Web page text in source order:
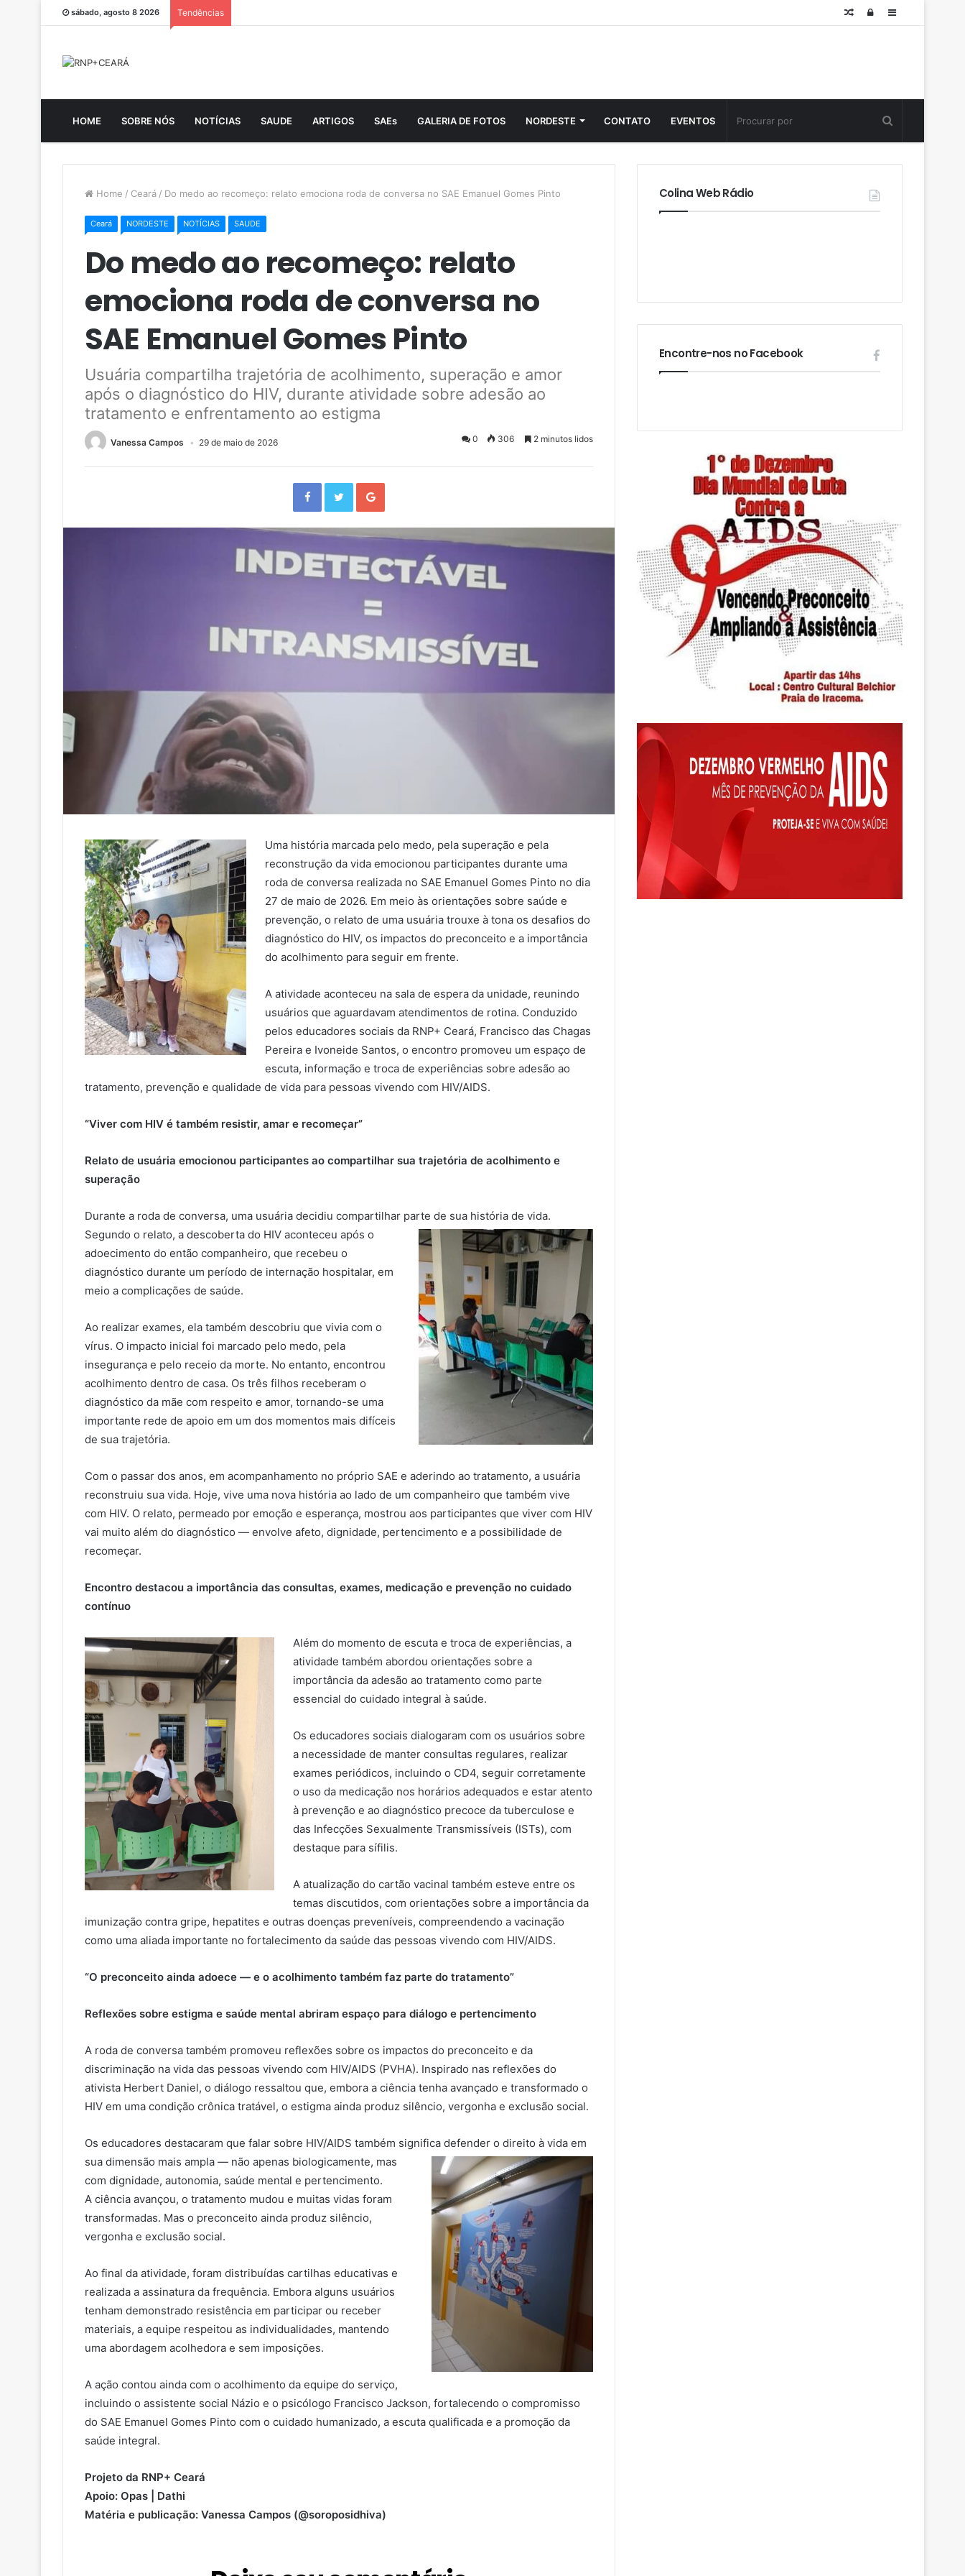
sábado, agosto 8 2026 Tendências Sidebar
Log
Posts
HOME SOBRE NÓS NOTÍCIAS SAUDE ARTIGOS SAEs GALERIA DE FOTOS NORDESTE CONTATO EVENTOS
Home / Ceará / Do medo ao recomeço: relato emociona roda de conversa no SAE Emanuel Gomes Pinto
Ceará NORDESTE NOTÍCIAS SAUDE
Do medo ao recomeço: relato
emociona roda de conversa no
SAE Emanuel Gomes Pinto
Usuária compartilha trajetória de acolhimento, superação e amor
após o diagnóstico do HIV, durante atividade sobre adesão ao
tratamento e enfrentamento ao estigma
Vanessa Campos 29 de maio de 2026 0 306 2 minutos lidos
F
b
o
k
T
t
r +
Uma história marcada pelo medo, pela superação e pela
reconstrução da vida emocionou participantes durante uma
roda de conversa realizada no SAE Emanuel Gomes Pinto no dia
27 de maio de 2026. Em meio às orientações sobre saúde e
prevenção, o relato de uma usuária trouxe à tona os desafios do
diagnóstico do HIV, os impactos do preconceito e a importância
do acolhimento para seguir em frente.
A atividade aconteceu na sala de espera da unidade, reunindo
usuários que aguardavam atendimentos de rotina. Conduzido
pelos educadores sociais da RNP+ Ceará, Francisco das Chagas
Pereira e Ivoneide Santos, o encontro promoveu um espaço de
escuta, informação e troca de experiências sobre adesão ao
tratamento, prevenção e qualidade de vida para pessoas vivendo com HIV/AIDS.
“Viver com HIV é também resistir, amar e recomeçar”
Relato de usuária emocionou participantes ao compartilhar sua trajetória de acolhimento e
superação
Durante a roda de conversa, uma usuária decidiu compartilhar parte de sua história de vida.
Segundo o relato, a descoberta do HIV aconteceu após o
adoecimento do então companheiro, que recebeu o
diagnóstico durante um período de internação hospitalar, em
meio a complicações de saúde.
Ao realizar exames, ela também descobriu que vivia com o
vírus. O impacto inicial foi marcado pelo medo, pela
insegurança e pelo receio da morte. No entanto, encontrou
acolhimento dentro de casa. Os três filhos receberam o
diagnóstico da mãe com respeito e amor, tornando-se uma
importante rede de apoio em um dos momentos mais difíceis
de sua trajetória.
Com o passar dos anos, em acompanhamento no próprio SAE e aderindo ao tratamento, a usuária
reconstruiu sua vida. Hoje, vive uma nova história ao lado de um companheiro que também vive
com HIV. O relato, permeado por emoção e esperança, mostrou aos participantes que viver com HIV
vai muito além do diagnóstico — envolve afeto, dignidade, pertencimento e a possibilidade de
recomeçar.
Encontro destacou a importância das consultas, exames, medicação e prevenção no cuidado
contínuo
Além do momento de escuta e troca de experiências, a
atividade também abordou orientações sobre a
importância da adesão ao tratamento como parte
essencial do cuidado integral à saúde.
Os educadores sociais dialogaram com os usuários sobre
a necessidade de manter consultas regulares, realizar
exames periódicos, incluindo o CD4, seguir corretamente
o uso da medicação nos horários adequados e estar atento
à prevenção e ao diagnóstico precoce da tuberculose e
das Infecções Sexualmente Transmissíveis (ISTs), com
destaque para sífilis.
A atualização do cartão vacinal também esteve entre os
temas discutidos, com orientações sobre a importância da
imunização contra gripe, hepatites e outras doenças preveníveis, compreendendo a vacinação
como uma aliada importante no fortalecimento da saúde das pessoas vivendo com HIV/AIDS.
“O preconceito ainda adoece — e o acolhimento também faz parte do tratamento”
Reflexões sobre estigma e saúde mental abriram espaço para diálogo e pertencimento
A roda de conversa também promoveu reflexões sobre os impactos do preconceito e da
discriminação na vida das pessoas vivendo com HIV/AIDS (PVHA). Inspirado nas reflexões do
ativista Herbert Daniel, o diálogo ressaltou que, embora a ciência tenha avançado e transformado o
HIV em uma condição crônica tratável, o estigma ainda produz silêncio, vergonha e exclusão social.
Os educadores destacaram que falar sobre HIV/AIDS também significa defender o direito à vida em
sua dimensão mais ampla — não apenas biologicamente, mas
com dignidade, autonomia, saúde mental e pertencimento.
A ciência avançou, o tratamento mudou e muitas vidas foram
transformadas. Mas o preconceito ainda produz silêncio,
vergonha e exclusão social.
Ao final da atividade, foram distribuídas cartilhas educativas e
realizada a assinatura da frequência. Embora alguns usuários
tenham demonstrado resistência em participar ou receber
materiais, a equipe respeitou as individualidades, mantendo
uma abordagem acolhedora e sem imposições.
A ação contou ainda com o acolhimento da equipe do serviço,
incluindo o assistente social Názio e o psicólogo Francisco Jackson, fortalecendo o compromisso
do SAE Emanuel Gomes Pinto com o cuidado humanizado, a escuta qualificada e a promoção da
saúde integral.
Projeto da RNP+ Ceará
Apoio: Opas | Dathi
Matéria e publicação: Vanessa Campos (@soroposidhiva)
Colina Web Rádio
Encontre-nos no Facebook